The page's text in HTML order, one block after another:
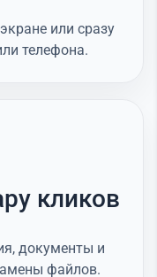
или сразу
телефона.
кликов
документы и
файлов.